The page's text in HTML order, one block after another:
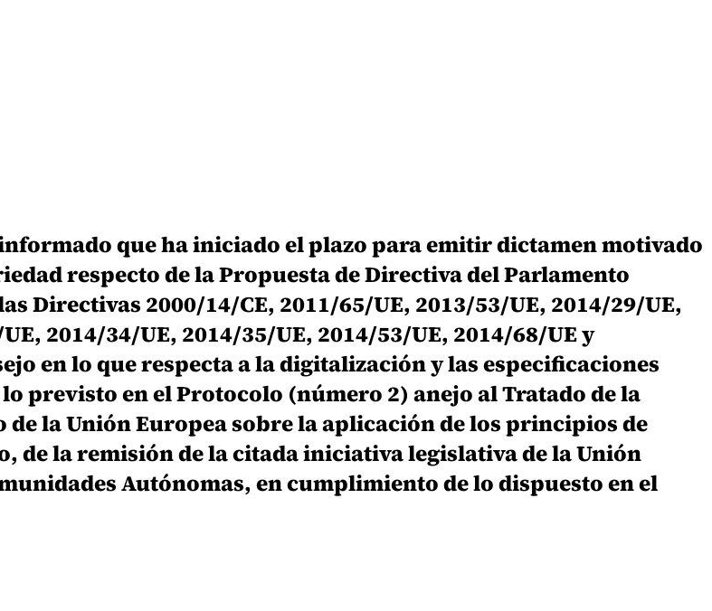
que ha iniciado el plazo para emitir dictamen motivado
respecto de la Propuesta de Directiva del Parlamento
Directivas 2000/14/CE, 2011/65/UE, 2013/53/UE, 2014/29/UE,
2014/34/UE, 2014/35/UE, 2014/53/UE, 2014/68/UE y
en lo que respecta a la digitalización y las especificaciones
previsto en el Protocolo (número 2) anejo al Tratado de la
la Unión Europea sobre la aplicación de los principios de
la remisión de la citada iniciativa legislativa de la Unión
Autónomas, en cumplimiento de lo dispuesto en el